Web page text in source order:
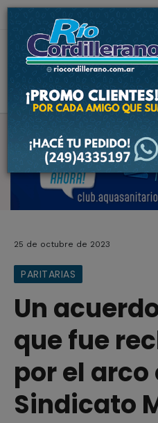
2.2 ºC 10 de agosto de 2026
25 de octubre de 2023
PARITARIAS
Un
que fue
por el
Sindicato